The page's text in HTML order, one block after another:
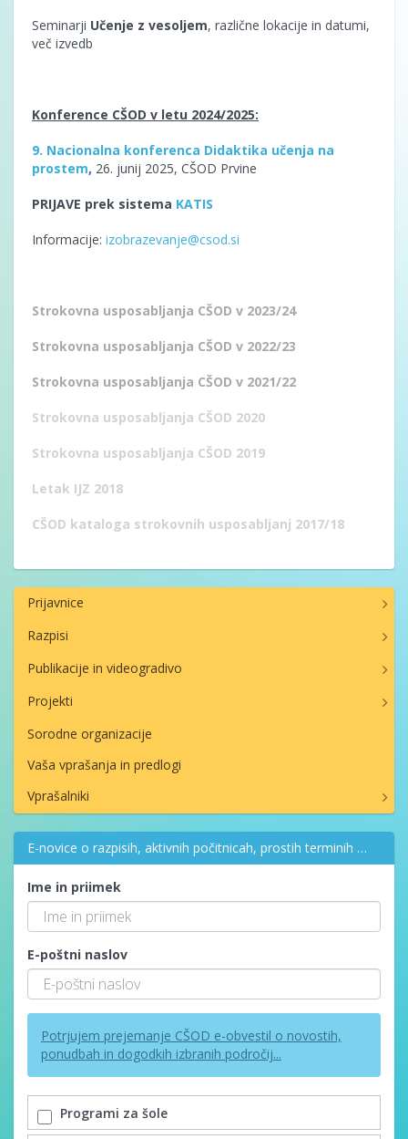
Seminarji Učenje z vesoljem, različne lokacije in datumi,
več izvedb
Konference CŠOD v letu 2024/2025:
9. Nacionalna konferenca Didaktika učenja na
prostem, 26. junij 2025, CŠOD Prvine
PRIJAVE prek sistema KATIS
Informacije: izobrazevanje@csod.si
Strokovna usposabljanja CŠOD v 2023/24
Strokovna usposabljanja CŠOD v 2022/23
Strokovna usposabljanja CŠOD v 2021/22
Strokovna usposabljanja CŠOD 2020
Strokovna usposabljanja CŠOD 2019
Letak IJZ 2018
CŠOD kataloga strokovnih usposabljanj 2017/18
Prijavnice
Razpisi
Publikacije in videogradivo
Projekti
Sorodne organizacije
Vaša vprašanja in predlogi
Vprašalniki
E-novice o razpisih, aktivnih počitnicah, prostih terminih …
Ime in priimek
E-poštni naslov
Potrjujem prejemanje CŠOD e-obvestil o novostih,
ponudbah in dogodkih izbranih področij...
Programi za šole